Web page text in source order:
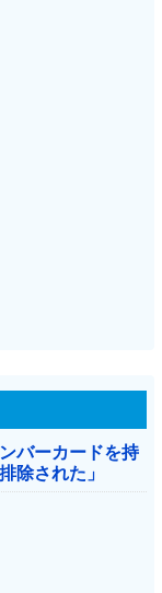
バーカードを持
除された」